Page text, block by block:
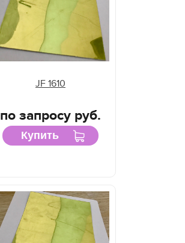
JF 1610
по запросу руб.
Купить